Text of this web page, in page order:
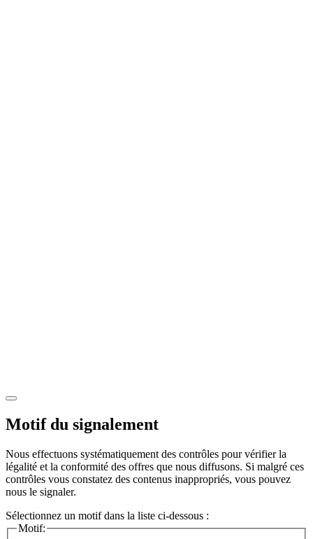
Motif du signalement
Nous effectuons systématiquement des contrôles pour vérifier la
légalité et la conformité des offres que nous diffusons. Si malgré ces
contrôles vous constatez des contenus inappropriés, vous pouvez
nous le signaler.
Sélectionnez un motif dans la liste ci-dessous :
Motif: